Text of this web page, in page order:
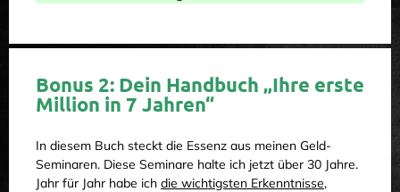
Bonus 2: Dein Handbuch „Ihre erste
Million in 7 Jahren“
In diesem Buch steckt die Essenz aus meinen Geld-
Seminaren. Diese Seminare halte ich jetzt über 30 Jahre.
Jahr für Jahr habe ich die wichtigsten Erkenntnisse,